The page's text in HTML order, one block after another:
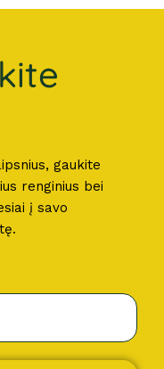
gaukite
renginius bei
į savo